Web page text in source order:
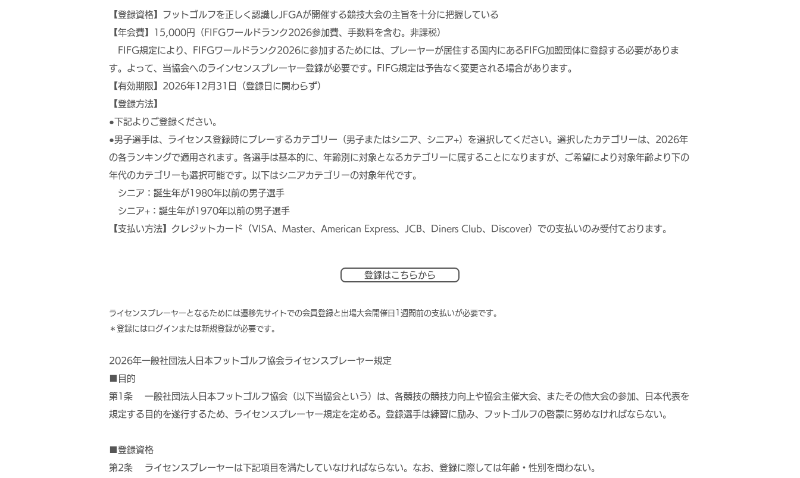
【登録資格】フットゴルフを正しく認識しJFGAが開催する競技大会の主旨を十分に把握している
【年会費】15,000円（FIFGワールドランク2026参加費、手数料を含む。非課税）
​ FIFG規定により、FIFGワールドランク2026に参加するためには、プレーヤーが居住する国内にあるFIFG加盟団体に登録する必要がありま
す。よって、当協会へのラインセンスプレーヤー登録が必要です。FIFG規定は予告なく変更される場合があります。
【有効期限】2026年12月31日（登録日に関わらず）
【登録方法】
●下記よりご登録ください。
●男子選手は、ライセンス登録時にプレーするカテゴリー（男子またはシニア、シニア+）を選択してください。選択したカテゴリーは、2026年
の各ランキングで適用されます。各選手は基本的に、年齢別に対象となるカテゴリーに属することになりますが、ご希望により対象年齢より下の
年代のカテゴリーも選択可能です。以下はシニアカテゴリーの対象年代です。
シニア：誕生年が1980年以前の男子選手
シニア+：誕生年が1970年以前の男子選手
【支払い方法】クレジットカード（VISA、Master、American Express、JCB、Diners Club、Discover）での支払いのみ受付ております。
登録はこちらから
​ライセンスプレーヤーとなるためには遷移先サイトでの会員登録と出場大会開催日1週間前の支払いが必要です。
​＊登録にはログインまたは新規登録が必要です。
2026年一般社団法人日本フットゴルフ協会ライセンスプレーヤー規定
■目的
第1条 一般社団法人日本フットゴルフ協会（以下当協会という）は、各競技の競技力向上や協会主催大会、またその他大会の参加、日本代表を
規定する目的を遂行するため、ライセンスプレーヤー規定を定める。登録選手は練習に励み、フットゴルフの啓蒙に努めなければならない。
■登録資格
第2条 ライセンスプレーヤーは下記項目を満たしていなければならない。なお、登録に際しては年齢・性別を問わない。